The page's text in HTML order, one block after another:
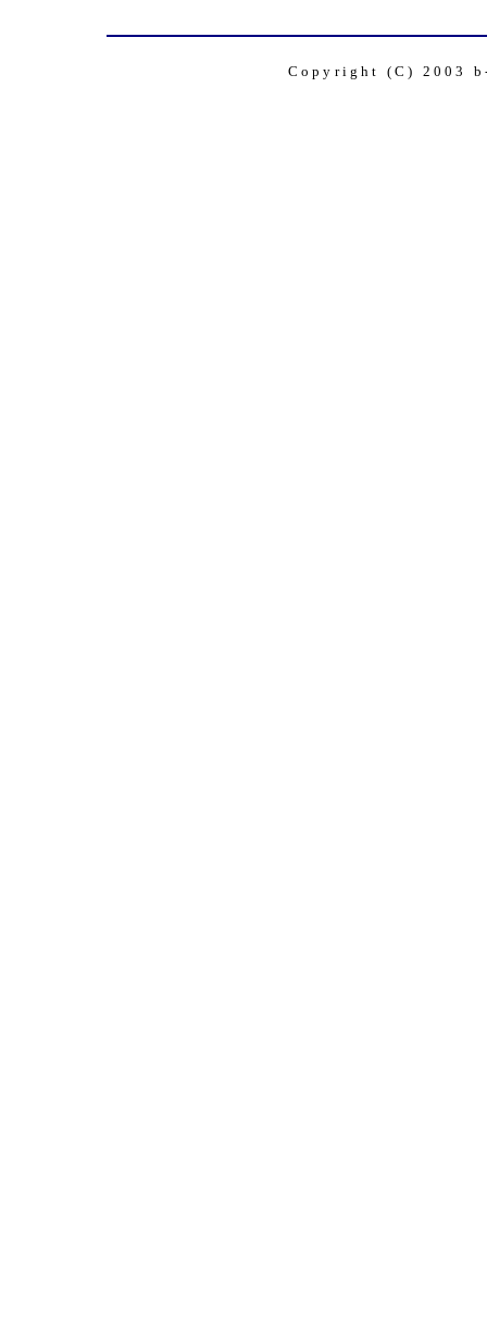
Copyright (C) 2003